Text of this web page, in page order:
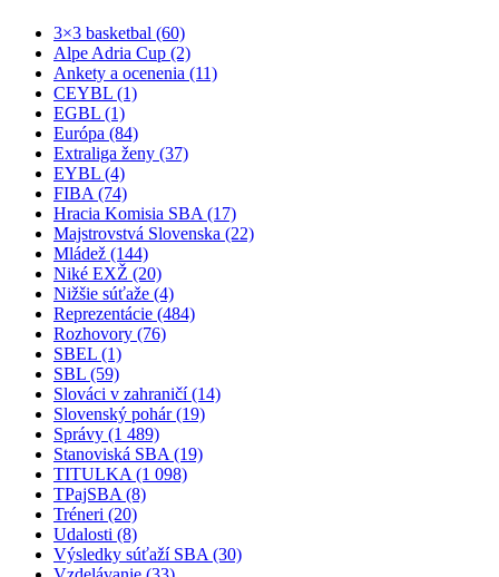
3×3 basketbal (60)
Alpe Adria Cup (2)
Ankety a ocenenia (11)
CEYBL (1)
EGBL (1)
Európa (84)
Extraliga ženy (37)
EYBL (4)
FIBA (74)
Hracia Komisia SBA (17)
Majstrovstvá Slovenska (22)
Mládež (144)
Niké EXŽ (20)
Nižšie súťaže (4)
Reprezentácie (484)
Rozhovory (76)
SBEL (1)
SBL (59)
Slováci v zahraničí (14)
Slovenský pohár (19)
Správy (1 489)
Stanoviská SBA (19)
TITULKA (1 098)
TPajSBA (8)
Tréneri (20)
Udalosti (8)
Výsledky súťaží SBA (30)